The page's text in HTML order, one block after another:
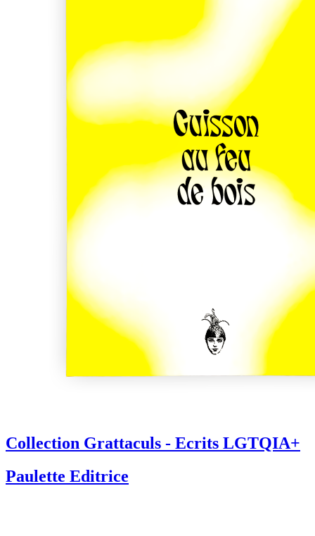
Collection Grattaculs - Ecrits LGTQIA+
Paulette Editrice